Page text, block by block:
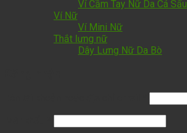
Ví Cầm Tay Nữ Da Cá Sấu
Ví Nữ
Ví Mini Nữ
Thắt lưng nữ
Dây Lưng Nữ Da Bò